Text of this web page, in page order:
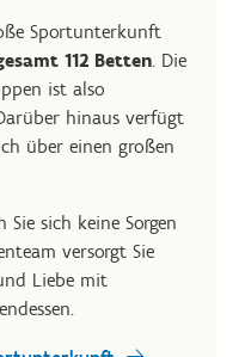
Sportunterkunft
112 Betten . Die
ist also
hinaus verfügt
über einen großen
Sie sich keine Sorgen
versorgt Sie
Liebe mit